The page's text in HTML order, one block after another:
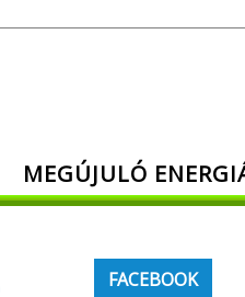
MEGÚJULÓ
FACEBOOK